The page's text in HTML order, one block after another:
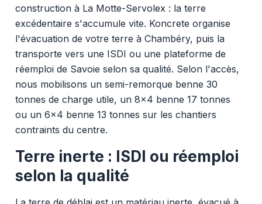
construction à La Motte-Servolex : la terre
excédentaire s'accumule vite. Koncrete organise
l'évacuation de votre terre à Chambéry, puis la
transporte vers une ISDI ou une plateforme de
réemploi de Savoie selon sa qualité. Selon l'accès,
nous mobilisons un semi-remorque benne 30
tonnes de charge utile, un 8x4 benne 17 tonnes
ou un 6x4 benne 13 tonnes sur les chantiers
contraints du centre.
Terre inerte : ISDI ou réemploi
selon la qualité